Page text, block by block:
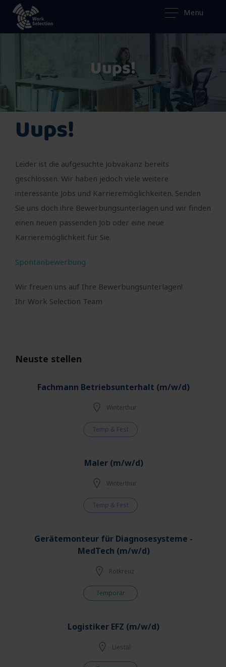
Menu
Uups!
Uups!
Leider ist die aufgesuchte Jobvakanz bereits
geschlossen. Wir haben jedoch viele weitere
interessante Jobs und Karrieremöglichkeiten. Senden
Sie uns doch ihre Bewerbungsunterlagen und wir finden
einen neuen passenden Job oder eine neue
Karrieremöglichkeit für Sie.
Spontanbewerbung
Wir freuen uns auf Ihre Bewerbungsunterlagen!
Ihr Work Selection Team
Neuste stellen
Fachmann Betriebsunterhalt (m/w/d)
Winterthur
Temp & Fest
Maler (m/w/d)
Winterthur
Temp & Fest
Gerätemonteur für Diagnosesysteme -
MedTech (m/w/d)
Rotkreuz
Temporär
Logistiker EFZ (m/w/d)
Liestal